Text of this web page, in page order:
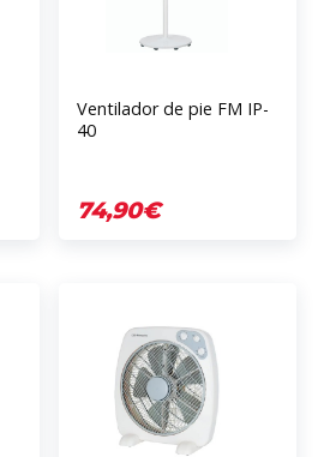
Ventilador de pie FM IP-
40
74,90€